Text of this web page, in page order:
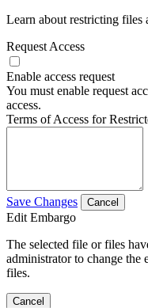
Learn about restricting files
Request Access
Enable access request
You must enable request
access.
Terms of Access for
Save Changes Cancel
Edit Embargo
The selected file or files
administrator to change the
files.
Cancel